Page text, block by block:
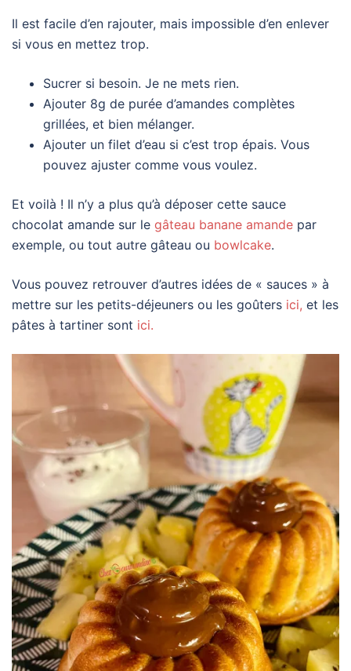
Il est facile d’en rajouter, mais impossible d’en enlever
si vous en mettez trop.
Sucrer si besoin. Je ne mets rien.
Ajouter 8g de purée d’amandes complètes
grillées, et bien mélanger.
Ajouter un filet d’eau si c’est trop épais. Vous
pouvez ajuster comme vous voulez.
Et voilà ! Il n’y a plus qu’à déposer cette sauce
chocolat amande sur le gâteau banane amande par
exemple, ou tout autre gâteau ou bowlcake.
Vous pouvez retrouver d’autres idées de « sauces » à
mettre sur les petits-déjeuners ou les goûters ici, et les
pâtes à tartiner sont ici.